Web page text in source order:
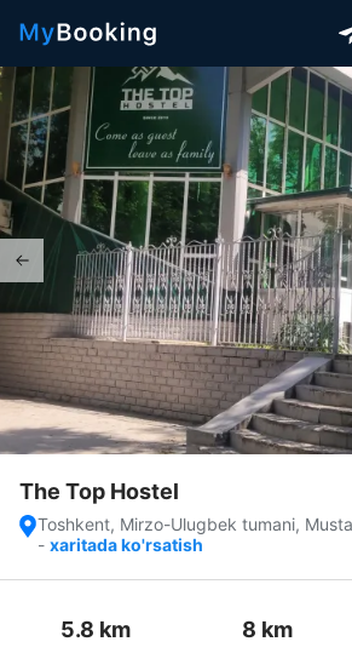
The Top Hostel
Toshkent, Mirzo-Ulugbek tumani,
- xaritada ko'rsatish
5.8 km 8 km